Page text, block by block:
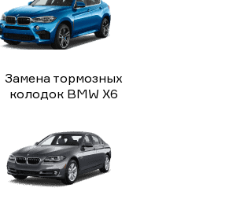
Замена тормозных
колодок BMW X6